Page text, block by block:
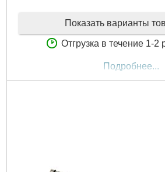
Показать варианты
Отгрузка в течение 1-2
Подробнее...